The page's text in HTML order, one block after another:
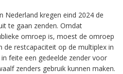
Nederland kregen eind 2024 de
te gaan zenden. Omdat
omroep is, moest de omroep
de restcapaciteit op de multiplex in
feite een gedeelde zender voor
zenders gebruik kunnen maken.